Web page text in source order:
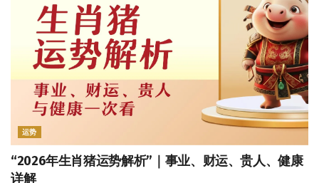
运势
“2026年生肖猪运势解析”｜事业、财运、贵人、健康
详解